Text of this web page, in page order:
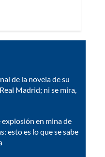
de la novela de su
Madrid; ni se mira,
en mina de
esto es lo que se sabe